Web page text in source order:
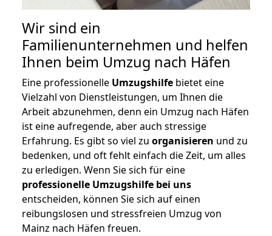
Wir sind ein
Familienunternehmen und helfen
Ihnen beim Umzug nach Häfen
Eine professionelle Umzugshilfe bietet eine
Vielzahl von Dienstleistungen, um Ihnen die
Arbeit abzunehmen, denn ein Umzug nach Häfen
ist eine aufregende, aber auch stressige
Erfahrung. Es gibt so viel zu organisieren und zu
bedenken, und oft fehlt einfach die Zeit, um alles
zu erledigen. Wenn Sie sich für eine
professionelle Umzugshilfe bei uns
entscheiden, können Sie sich auf einen
reibungslosen und stressfreien Umzug von
Mainz nach Häfen freuen.